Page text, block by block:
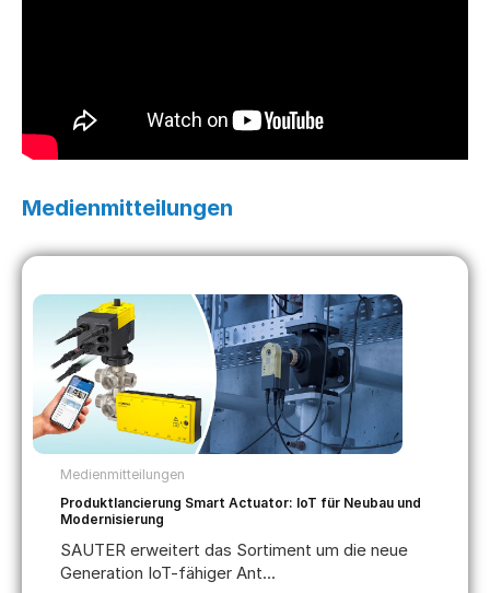
Medienmitteilungen
Medienmitteilungen
Produktlancierung Smart Actuator: IoT für Neubau und
Modernisierung
SAUTER erweitert das Sortiment um die neue
Generation IoT-fähiger Ant...